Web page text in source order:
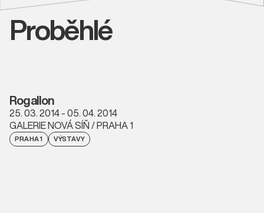
Proběhlé
Rogallon
25. 03. 2014 - 05. 04. 2014
GALERIE NOVÁ SÍŇ / PRAHA 1
PRAHA 1 VÝSTAVY